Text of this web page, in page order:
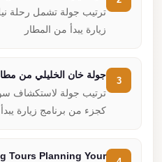
ترتيب جولة تشمل رحلة
زيارة يبدأ من المطار
جولة خان الخليلي من مطار
ترتيب جولة لاستكشاف سوق
كجزء من برنامج زيارة يبدأ
Tours Planning Your